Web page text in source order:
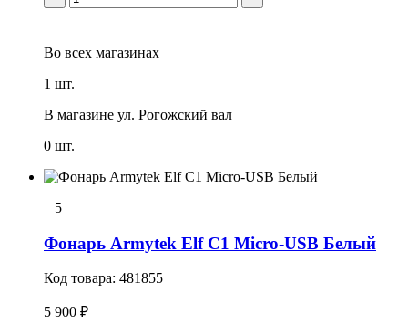
Во всех магазинах
1 шт.
В магазине ул. Рогожский вал
0 шт.
5
Фонарь Armytek Elf C1 Micro-USB Белый
Код товара: 481855
5 900 ₽